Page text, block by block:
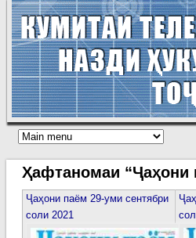
Ҳафтаномаи “Ҷаҳони
Ҷаҳони паём 29-уми сентябри
соли 2021